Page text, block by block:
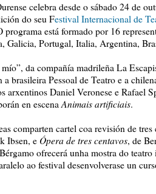
celebra desde o sábado 24 de
do seu Festival Internacional de
está formado por 16
Galicia, Portugal, Italia, Argentina,
da compañía madrileña La
a brasileira Pessoal de Teatro e a
arxentinos Daniel Veronese e Rafael
en escenaAnimais artificiais.
comparten cartel coa revisión de tres
Ibsen, e Ópera de tres centavos, de
ofrecerá unha mostra do
ao festival desenvolverase un